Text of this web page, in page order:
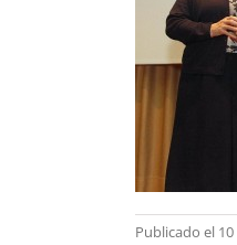
Publicado el